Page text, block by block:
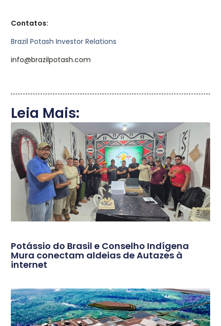
Contatos:
Brazil Potash Investor Relations
info@brazilpotash.com
Leia Mais:
Potássio do Brasil e Conselho Indígena
Mura conectam aldeias de Autazes à
internet